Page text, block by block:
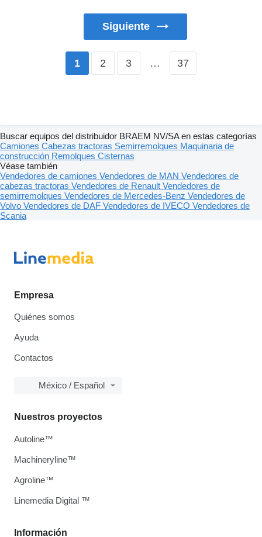
Siguiente
1 2 3 … 37
Buscar equipos del distribuidor BRAEM NV/SA en estas categorías
Camiones Cabezas tractoras Semirremolques Maquinaria de
construcción Remolques Cisternas
Véase también
Vendedores de camiones Vendedores de MAN Vendedores de
cabezas tractoras Vendedores de Renault Vendedores de
semirremolques Vendedores de Mercedes-Benz Vendedores de
Volvo Vendedores de DAF Vendedores de IVECO Vendedores de
Scania
Empresa
Quiénes somos
Ayuda
Contactos
México / Español
Información
Nuestros proyectos
Autoline™
Machineryline™
Agroline™
Linemedia Digital ™